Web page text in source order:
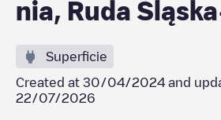
nia, Ruda
Superficie
Created at 30/04/2024 and
22/07/2026